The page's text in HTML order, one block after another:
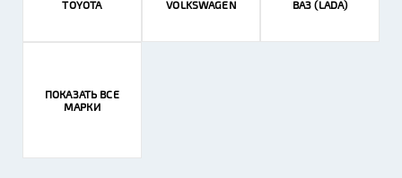
TOYOTA VOLKSWAGEN ВАЗ (LADA)
ПОКАЗАТЬ ВСЕ
МАРКИ